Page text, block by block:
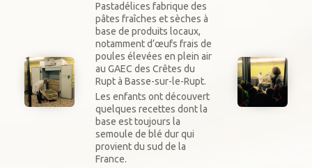
Pastadélices fabrique des
pâtes fraîches et sèches à
base de produits locaux,
notamment d’œufs frais de
poules élevées en plein air
au GAEC des Crêtes du
Rupt à Basse-sur-le-Rupt.
Les enfants ont découvert
quelques recettes dont la
base est toujours la
semoule de blé dur qui
provient du sud de la
France.